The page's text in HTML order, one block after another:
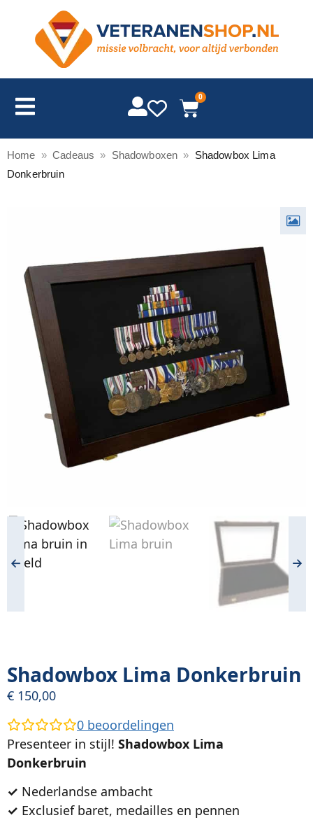
0
Home » Cadeaus » Shadowboxen » Shadowbox Lima
Donkerbruin
Shadowbox Lima Donkerbruin
€ 150,00
0 beoordelingen
Presenteer in stijl! Shadowbox Lima
Donkerbruin
✓ Nederlandse ambacht
✓ Exclusief baret, medailles en pennen